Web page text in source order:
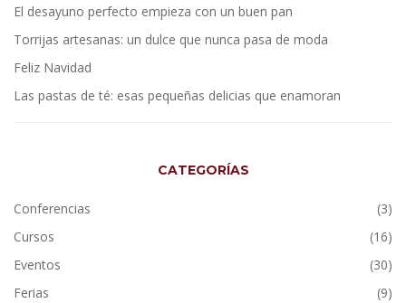
El desayuno perfecto empieza con un buen pan
Torrijas artesanas: un dulce que nunca pasa de moda
Feliz Navidad
Las pastas de té: esas pequeñas delicias que enamoran
CATEGORÍAS
Conferencias
(3)
Cursos
(16)
Eventos
(30)
Ferias
(9)